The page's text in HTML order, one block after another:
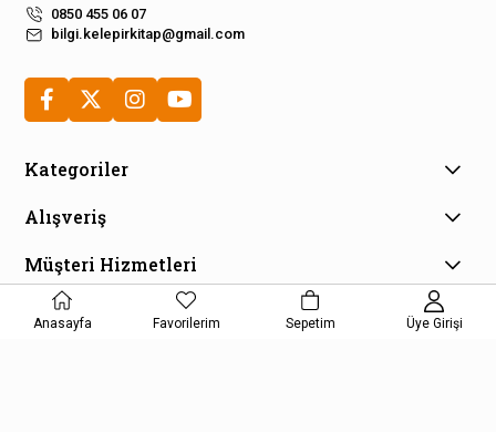
0850 455 06 07
bilgi.kelepirkitap@gmail.com
Kategoriler
Alışveriş
Müşteri Hizmetleri
E-Bülten Aboneliği
Kampanya ve fırsatlardan haberdar olmak için e-bültenimize
Anasayfa Favorilerim Sepetim Üye Girişi